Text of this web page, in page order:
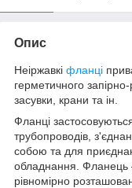
Опис
Неіржавкі фланці
герметичного
засувки, крани та ін.
Фланці
трубопроводів,
собою та для
обладнання. Фланець
рівномірно